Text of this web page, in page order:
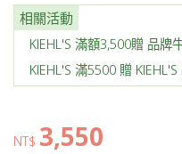
相關活動
KIEHL'S 滿額3,500贈 品牌
KIEHL'S 滿5500 贈
NT$ 3,550